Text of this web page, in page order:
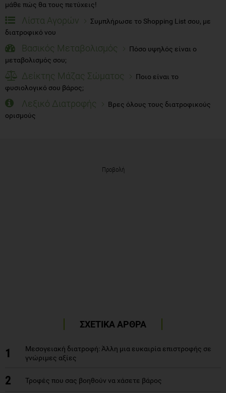
μάθε πώς θα τους πετύχεις!
Λίστα Αγορών
Συμπλήρωσε το Shopping List σου, με
διατροφικό νου
Βασικός Μεταβολισμός
Πόσο υψηλός είναι ο
μεταβολισμός σου;
Δείκτης Μάζας Σώματος
Ποιο είναι το
φυσιολογικό σου βάρος;
Λεξικό Διατροφής
Βρες όλους τους διατροφικούς
ορισμούς
Προβολή
ΣΧΕΤΙΚΑ ΑΡΘΡΑ
1
Μεσογειακή διατροφή: Άλλη μια ευκαιρία επιστροφής σε
γνώριμες αξίες
2 Τροφές που σας βοηθούν να χάσετε βάρος